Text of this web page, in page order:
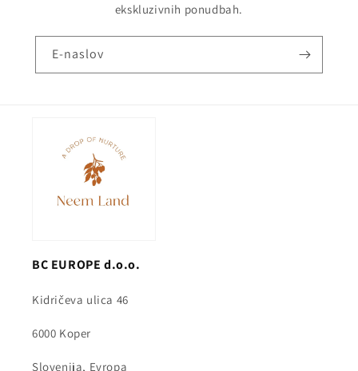
ekskluzivnih ponudbah.
E-naslov
BC EUROPE d.o.o.
Kidričeva ulica 46
6000 Koper
Slovenija, Evropa